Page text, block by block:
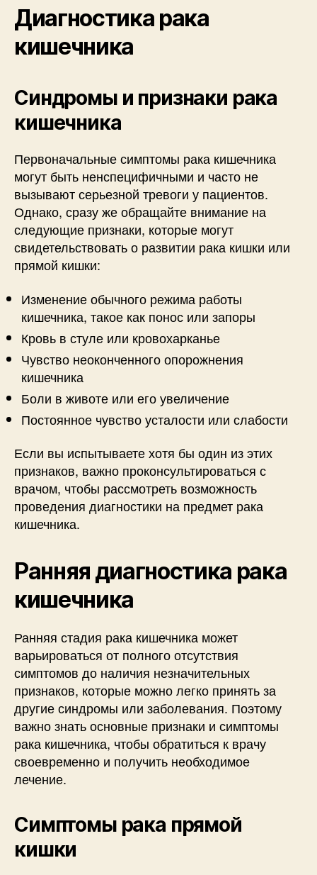
Диагностика рака
кишечника
Синдромы и признаки рака
кишечника
Первоначальные симптомы рака кишечника
могут быть ненспецифичными и часто не
вызывают серьезной тревоги у пациентов.
Однако, сразу же обращайте внимание на
следующие признаки, которые могут
свидетельствовать о развитии рака кишки или
прямой кишки:
Изменение обычного режима работы
кишечника, такое как понос или запоры
Кровь в стуле или кровохарканье
Чувство неоконченного опорожнения
кишечника
Боли в животе или его увеличение
Постоянное чувство усталости или слабости
Если вы испытываете хотя бы один из этих
признаков, важно проконсультироваться с
врачом, чтобы рассмотреть возможность
проведения диагностики на предмет рака
кишечника.
Ранняя диагностика рака
кишечника
Ранняя стадия рака кишечника может
варьироваться от полного отсутствия
симптомов до наличия незначительных
признаков, которые можно легко принять за
другие синдромы или заболевания. Поэтому
важно знать основные признаки и симптомы
рака кишечника, чтобы обратиться к врачу
своевременно и получить необходимое
лечение.
Симптомы рака прямой
кишки